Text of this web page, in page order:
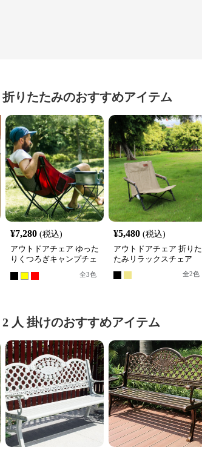
折りたたみのおすすめアイテム
¥7,280 (税込)
アウトドアチェア ゆった
りくつろぎキャンプチェ
全3色
¥5,480 (税込)
アウトドアチェア 折りた
たみリラックスチェア
全2色
2 人 掛けのおすすめアイテム